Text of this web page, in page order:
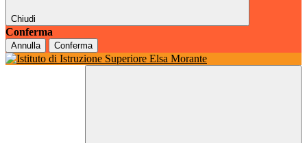
Chiudi
Conferma
Annulla Conferma